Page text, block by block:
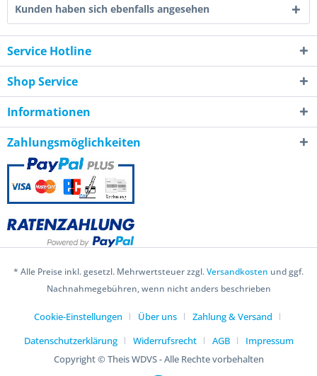
Kunden haben sich ebenfalls angesehen
Service Hotline
Shop Service
Informationen
Zahlungsmöglichkeiten
* Alle Preise inkl. gesetzl. Mehrwertsteuer zzgl.Versandkosten und ggf.
Nachnahmegebühren, wenn nicht anders beschrieben
Cookie-Einstellungen Über uns
Zahlung & Versand
Datenschutzerklärung
Widerrufsrecht AGB
Impressum
Copyright © Theis WDVS - Alle Rechte vorbehalten